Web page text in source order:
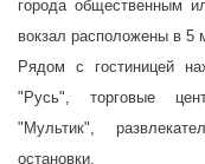
города общественным
вокзал расположены в 5
Рядом с гостиницей
"Русь", торговые
"Мультик",
остановки.